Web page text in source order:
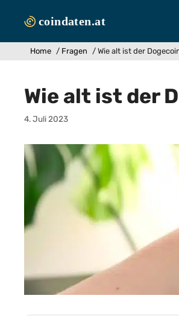
Inhalt
Home / Fragen / Wie alt ist der
Wie alt ist der
4. Juli 2023